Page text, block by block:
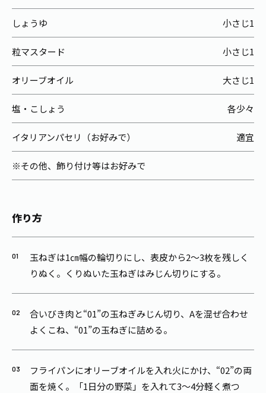
しょうゆ 小さじ1
粒マスタード 小さじ1
オリーブオイル 大さじ1
塩・こしょう 各少々
イタリアンパセリ（お好みで） 適宜
※その他、飾り付け等はお好みで
作り方
玉ねぎは1㎝幅の輪切りにし、表皮から2～3枚を残しく
りぬく。くりぬいた玉ねぎはみじん切りにする。
合いびき肉と“01”の玉ねぎみじん切り、Aを混ぜ合わせ
よくこね、“01”の玉ねぎに詰める。
フライパンにオリーブオイルを入れ火にかけ、“02”の両
面を焼く。「1日分の野菜」を入れて3～4分軽く煮つ